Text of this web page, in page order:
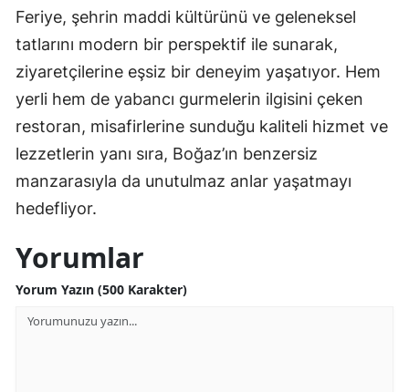
Feriye, şehrin maddi kültürünü ve geleneksel
tatlarını modern bir perspektif ile sunarak,
ziyaretçilerine eşsiz bir deneyim yaşatıyor. Hem
yerli hem de yabancı gurmelerin ilgisini çeken
restoran, misafirlerine sunduğu kaliteli hizmet ve
lezzetlerin yanı sıra, Boğaz’ın benzersiz
manzarasıyla da unutulmaz anlar yaşatmayı
hedefliyor.
Yorumlar
Yorum Yazın (500 Karakter)